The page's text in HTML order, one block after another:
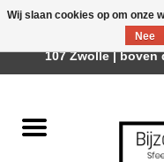
Räder Design Stories
Wij slaan cookies op om onze
Nee
Afhalen is mogelijk bij
107 Zwolle | boven